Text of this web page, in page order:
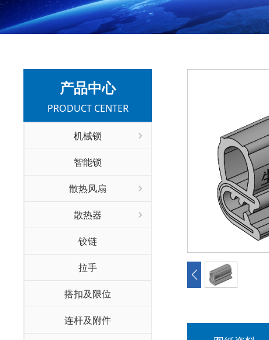
产品中心
PRODUCT CENTER
机械锁
智能锁
散热风扇
散热器
铰链
拉手
搭扣及限位
连杆及附件